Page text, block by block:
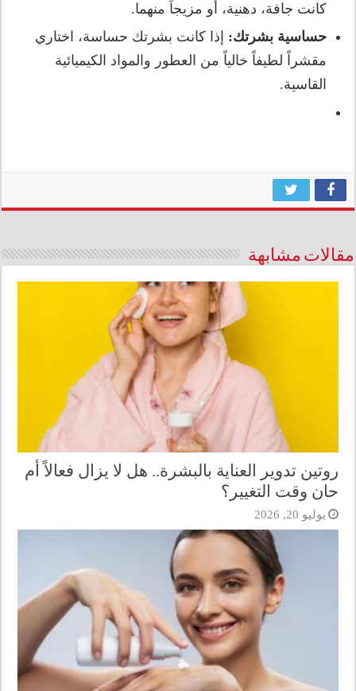
كانت جافة، دهنية، أو مزيجاً منهما.
حساسية بشرتك: إذا كانت بشرتك حساسة، اختاري
مقشراً لطيفاً خالياً من العطور والمواد الكيميائية
القاسية.
مقالات مشابهة
روتين تدوير العناية بالبشرة.. هل لا يزال فعالاً أم
حان وقت التغيير؟
يوليو 20, 2026